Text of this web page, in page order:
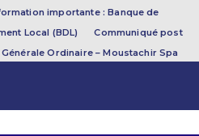
importante : Banque de
Local (BDL)
Communiqué post
Ordinaire – Moustachir Spa